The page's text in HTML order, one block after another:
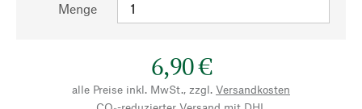
Menge
6,90 €
alle Preise inkl. MwSt., zzgl. Versandkosten